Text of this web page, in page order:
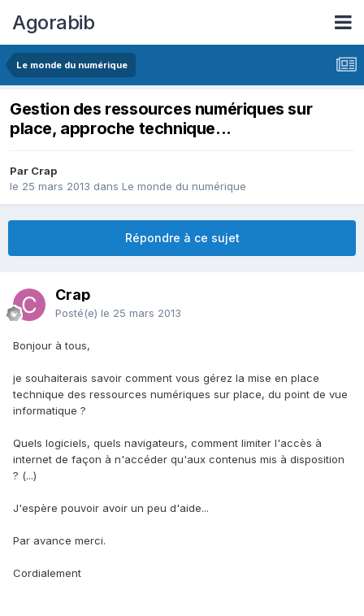
Agorabib
Le monde du numérique
Gestion des ressources numériques sur
place, approche technique...
Par Crap
le 25 mars 2013 dans Le monde du numérique
Répondre à ce sujet
Crap
Posté(e) le 25 mars 2013
Bonjour à tous,
je souhaiterais savoir comment vous gérez la mise en place
technique des ressources numériques sur place, du point de vue
informatique ?
Quels logiciels, quels navigateurs, comment limiter l'accès à
internet de façon à n'accéder qu'aux contenus mis à disposition
? (...)
J'espère pouvoir avoir un peu d'aide...
Par avance merci.
Cordialement